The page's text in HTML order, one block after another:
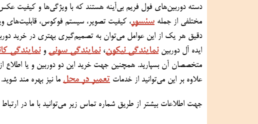
مختلفی از جمله سنسور
دقیق هر یک از این عوامل می‌توان به تصمیم‌گیری بهتری در خرید دوربین‌های مدنظر دست یافت.
ایده آل دوربین نمایندگی نیکون، نمایندگی سونی و نمایندگی
علاوه بر این می‌توانید از خدمات
تعمیر در محل ما نیز بهره مند شوید.
جهت اطلاعات بیشتر از طریق شماره تماس زیر می‌توانید با ما در ارتباط باشید.